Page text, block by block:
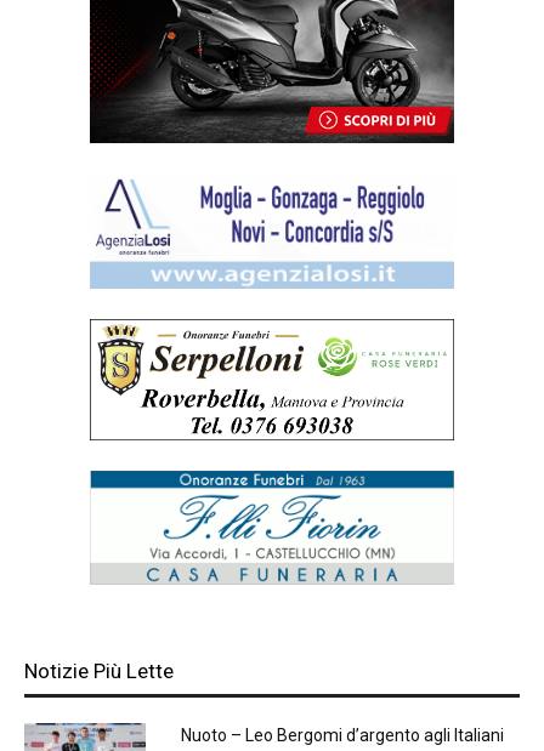
Notizie Più Lette
Nuoto – Leo Bergomi d’argento agli Italiani